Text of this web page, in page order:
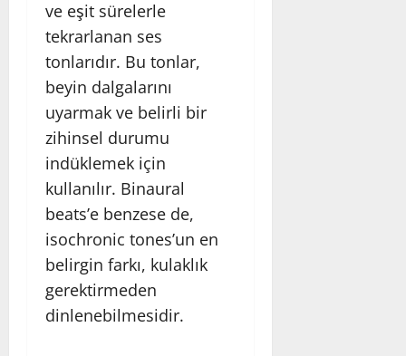
ve eşit sürelerle
tekrarlanan ses
tonlarıdır. Bu tonlar,
beyin dalgalarını
uyarmak ve belirli bir
zihinsel durumu
indüklemek için
kullanılır. Binaural
beats’e benzese de,
isochronic tones’un en
belirgin farkı, kulaklık
gerektirmeden
dinlenebilmesidir.